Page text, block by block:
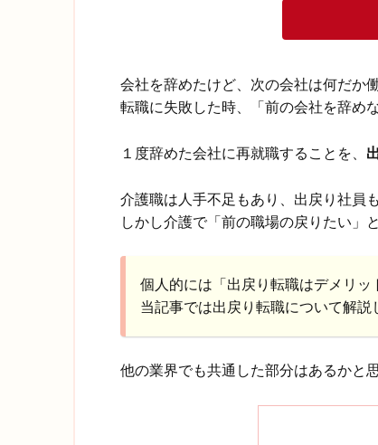
会社を辞めたけど、次の会社は何だか
転職に失敗した時、「前の会社を辞め
１度辞めた会社に再就職することを、
介護職は人手不足もあり、出戻り社員
しかし介護で「前の職場の戻りたい」
個人的には「出戻り転職はデメリッ
当記事では出戻り転職について解説
他の業界でも共通した部分はあるかと